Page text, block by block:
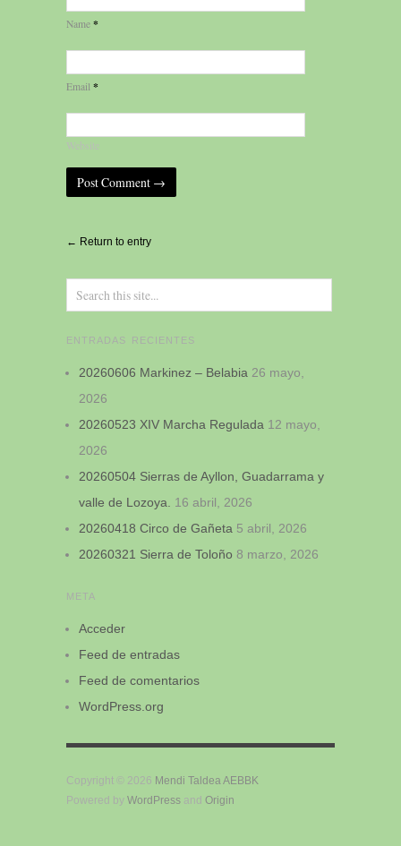
Name *
Email *
Website
Alternative:
← Return to entry
ENTRADAS RECIENTES
20260606 Markinez – Belabia 26 mayo,
2026
20260523 XIV Marcha Regulada 12 mayo,
2026
20260504 Sierras de Ayllon, Guadarrama y
valle de Lozoya.
16 abril, 2026
20260418 Circo de Gañeta 5 abril, 2026
20260321 Sierra de Toloño 8 marzo, 2026
META
Acceder
Feed de entradas
Feed de comentarios
WordPress.org
Copyright © 2026 Mendi Taldea AEBBK
Powered by WordPress and Origin